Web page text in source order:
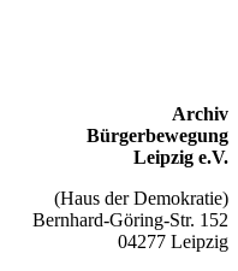
Archiv
Bürgerbewegung
Leipzig e.V.
(Haus der Demokratie)
Bernhard-Göring-Str. 152
04277 Leipzig